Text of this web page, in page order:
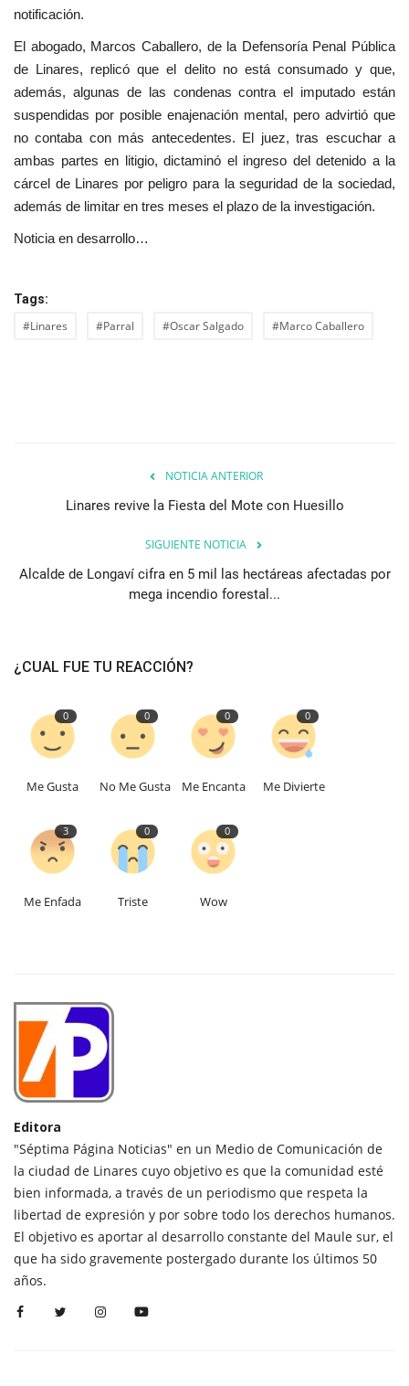
notificación.
El abogado, Marcos Caballero, de la Defensoría Penal Pública
de Linares, replicó que el delito no está consumado y que,
además, algunas de las condenas contra el imputado están
suspendidas por posible enajenación mental, pero advirtió que
no contaba con más antecedentes. El juez, tras escuchar a
ambas partes en litigio, dictaminó el ingreso del detenido a la
cárcel de Linares por peligro para la seguridad de la sociedad,
además de limitar en tres meses el plazo de la investigación.
Noticia en desarrollo…
Tags:
#Linares #Parral #Oscar Salgado #Marco Caballero
NOTICIA ANTERIOR
Linares revive la Fiesta del Mote con Huesillo
SIGUIENTE NOTICIA
Alcalde de Longaví cifra en 5 mil las hectáreas afectadas por
mega incendio forestal...
¿CUAL FUE TU REACCIÓN?
0
Me Gusta
0
No Me Gusta
0
Me Encanta
0
Me Divierte
3
Me Enfada
0
Triste
0
Wow
Editora
"Séptima Página Noticias" en un Medio de Comunicación de
la ciudad de Linares cuyo objetivo es que la comunidad esté
bien informada, a través de un periodismo que respeta la
libertad de expresión y por sobre todo los derechos humanos.
El objetivo es aportar al desarrollo constante del Maule sur, el
que ha sido gravemente postergado durante los últimos 50
años.